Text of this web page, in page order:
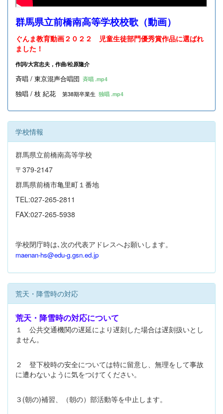
群馬県立前橋南高等学校校歌（動画）
ぐんま教育動画２０２２ 児童生徒部門優秀賞作品に選ばれ
ました！
作詞/大宮忠夫，作曲/松原隆介
斉唱 / 東京混声合唱団 斉唱 .mp4
独唱 / 枝 紀花 第38期卒業生 独唱 .mp4
学校情報
群馬県立前橋南高等学校
〒379-2147
群馬県前橋市亀里町１番地
TEL:027-265-2811
FAX:027-265-5938
学校閉庁時は､次の代表アドレスへお願いします。
maenan-hs@edu-g.gsn.ed.jp
荒天・降雪時の対応
荒天・降雪時の対応について
１ 公共交通機関の遅延により遅刻した場合は遅刻扱いとし
ません。
２ 登下校時の安全については特に留意し、無理をして事故
に遭わないように気をつけてください。
３(朝の)補習、（朝の）部活動等を中止します。